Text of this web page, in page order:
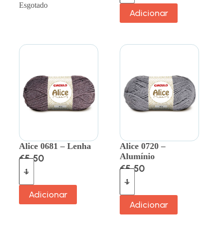
Esgotado
Adicionar
Alice 0681 – Lenha
€5.50
Adicionar
Alice 0720 –
Alumínio
€5.50
Adicionar